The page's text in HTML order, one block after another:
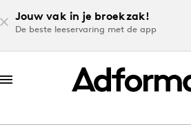
Jouw vak in je broekzak!
De beste leeservaring met de app